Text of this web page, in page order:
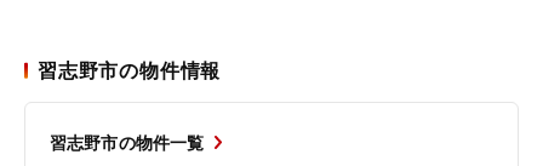
習志野市の物件情報
習志野市の物件一覧